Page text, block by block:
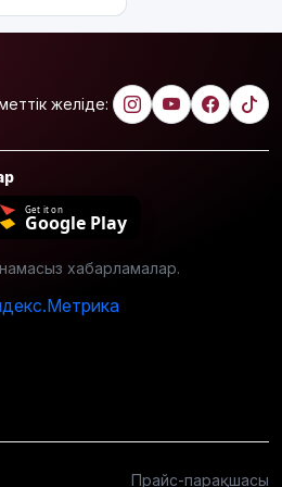
желіде:
Get it on
Google Play
хабарламалар.
Прайс-парақшасы